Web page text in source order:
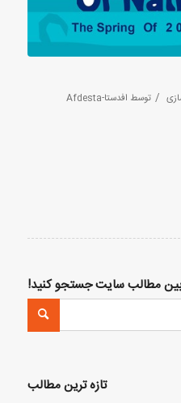
/ توسط افدستا-Afdesta
مطالب سایت جستجو کنید!
تازه ترین مطالب